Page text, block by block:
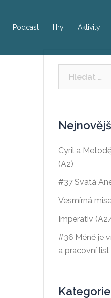
Podcast Hry Aktivity
Cyril a
(A2)
#37 Svatá
Vesmírná
Imperativ
#36 Méně je
a pracovní list
Kategorie